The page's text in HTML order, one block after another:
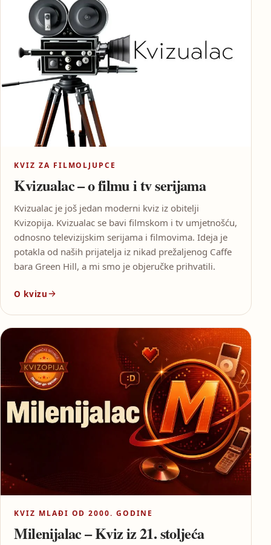
KVIZ ZA FILMOLJUPCE
Kvizualac – o filmu i tv serijama
Kvizualac je još jedan moderni kviz iz obitelji
Kvizopija. Kvizualac se bavi filmskom i tv umjetnošću,
odnosno televizijskim serijama i filmovima. Ideja je
potakla od naših prijatelja iz nikad prežaljenog Caffe
bara Green Hill, a mi smo je objeručke prihvatili.
O kvizu
KVIZ MLAĐI OD 2000. GODINE
Milenijalac – Kviz iz 21. stoljeća